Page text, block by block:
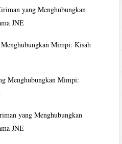
yang Menghubungkan
JNE
Mimpi: Kisah
Menghubungkan Mimpi:
yang Menghubungkan
JNE